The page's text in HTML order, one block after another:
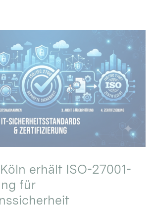
erhält ISO-27001-
für